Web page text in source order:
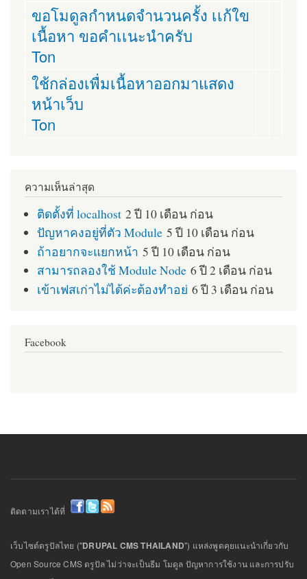
ขอโมดูลกำหนดจำนวนครั้ง เเก้ใข
เนื้อหา ขอคำเเนะนำครับ
Ton
ใช้กล่องเพื่มเนื้อหาออกมาแสดง
หน้าเว็บ
Ton
ความเห็นล่าสุด
ติดตั้งที่ localhost 2 ปี 10 เดือน ก่อน
ปัญหาคงอยู่ที่ตัว Module 5 ปี 10 เดือน ก่อน
ถ้าอยากจะแยกหน้า 5 ปี 10 เดือน ก่อน
สามารถลองใช้ Module Node 6 ปี 2 เดือน ก่อน
เข้าเฟสเก่าไม่ได้ค่ะต้องทำอย่ 6 ปี 3 เดือน ก่อน
Facebook
ติดตามเราได้ที่
เว็บไซต์ดรูปัลไทย ("DRUPAL CMS THAILAND") แหล่งพูดคุยแนะนำเกี่ยวกับ
Open Source CMS ดรูปัล ไม่ว่าจะเป็นธีม โมดูล ปัญหาการใช้งาน และการปรับ